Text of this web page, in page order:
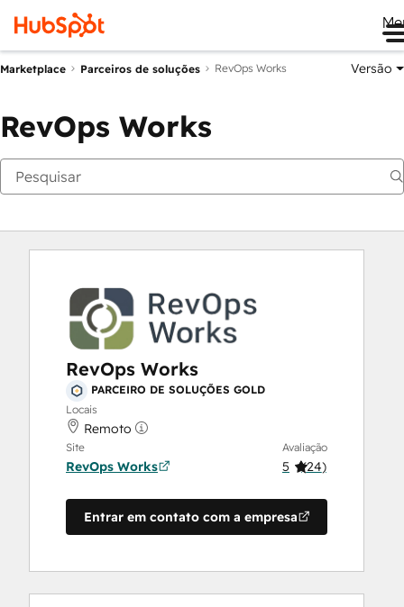
Marketplace Parceiros de soluções RevOps Works Versão
RevOps Works
RevOps Works
PARCEIRO DE SOLUÇÕES GOLD
Locais
Remoto
Site
RevOps Works
Avaliação
5 (24)
Entrar em contato com a empresa